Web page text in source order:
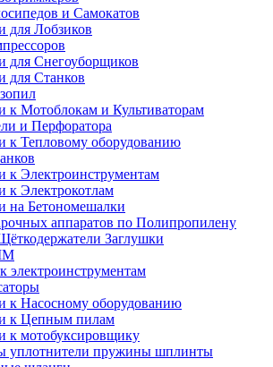
и Самокатов
для Лобзиков
для Снегоуборщиков
для Станков
к Мотоблокам и Культиваторам
и Перфоратора
к Тепловому оборудованию
к Электроинструментам
к Электрокотлам
на Бетономешалки
аппаратов по Полипропилену
Заглушки
электроинструментам
к Насосному оборудованию
к Цепным пилам
к мотобуксировщику
уплотнители пружины шплинты